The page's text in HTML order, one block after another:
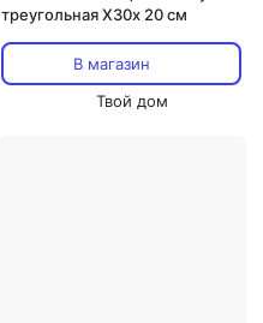
треугольная X30x 20 см
В магазин
Твой дом